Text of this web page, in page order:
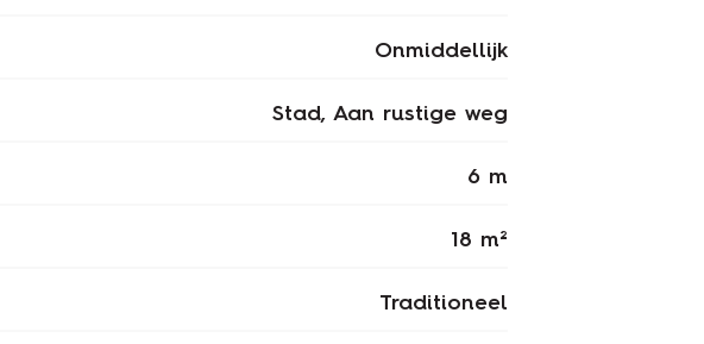
Onmiddellijk
Stad, Aan rustige weg
6 m
18 m²
Traditioneel